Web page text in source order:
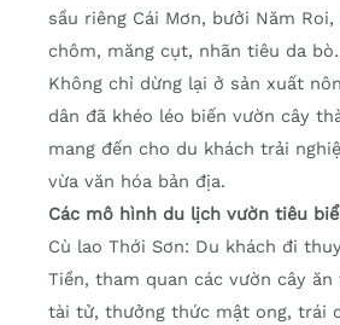
sầu riêng Cái Mơn, bưởi Năm
chôm, măng cụt, nhãn tiêu da
Không chỉ dừng lại ở sản xuất
dân đã khéo léo biến vườn cây
mang đến cho du khách trải
vừa văn hóa bản địa.
Các mô hình du lịch vườn tiêu
Cù lao Thới Sơn: Du khách đi
Tiền, tham quan các vườn cây
tài tử, thưởng thức mật ong, trái